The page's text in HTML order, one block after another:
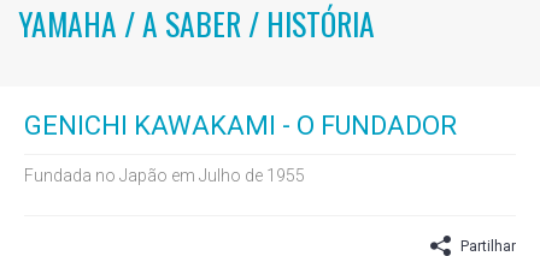
YAMAHA / A SABER / HISTÓRIA
GENICHI KAWAKAMI - O FUNDADOR
Fundada no Japão em Julho de 1955
Partilhar